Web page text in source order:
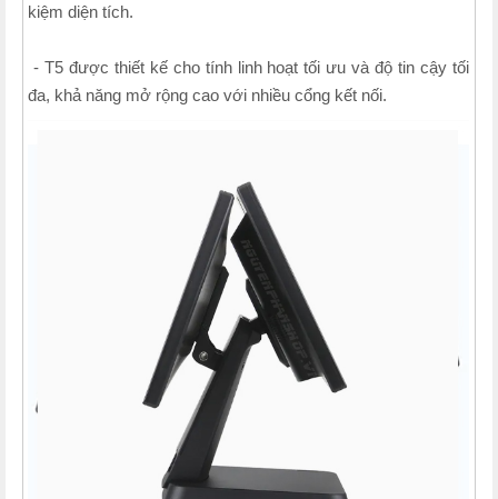
kiệm diện tích.
- T5 được thiết kế cho tính linh hoạt tối ưu và độ tin cậy tối
đa, khả năng mở rộng cao với nhiều cổng kết nối.